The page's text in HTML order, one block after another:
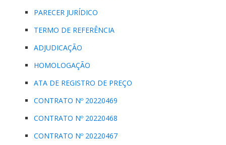
PARECER JURÍDICO
TERMO DE REFERÊNCIA
ADJUDICAÇÃO
HOMOLOGAÇÃO
ATA DE REGISTRO DE PREÇO
CONTRATO Nº 20220469
CONTRATO Nº 20220468
CONTRATO Nº 20220467